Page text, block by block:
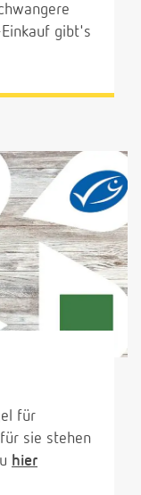
gibt's
für
sie stehen
hier